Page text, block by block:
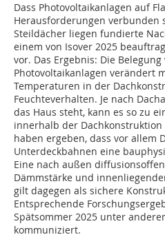
Dass Photovoltaikanlagen auf
Herausforderungen verbunden
Steildächer liegen fundierte
einem von Isover 2025
vor. Das Ergebnis: Die
Photovoltaikanlagen verändert
Temperaturen in der
Feuchteverhalten. Je nach
das Haus steht, kann es so zu
innerhalb der
haben ergeben, dass vor allem
Unterdeckbahnen eine
Eine nach außen
Dämmstärke und
gilt dagegen als sichere
Entsprechende
Spätsommer 2025 unter
kommuniziert.